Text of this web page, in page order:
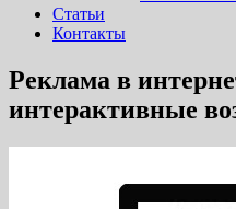
Статьи
Контакты
Реклама в
интерактивные